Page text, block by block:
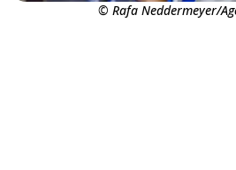
© Rafa Neddermeyer/